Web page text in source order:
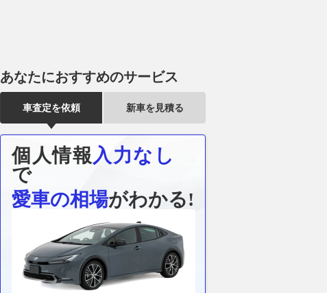
あなたにおすすめのサービス
車査定を依頼 新車を見積る
個人情報 入力なし
で
愛車の相場がわかる!